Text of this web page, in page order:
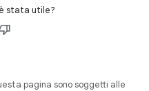
stata utile?
pagina sono soggetti alle